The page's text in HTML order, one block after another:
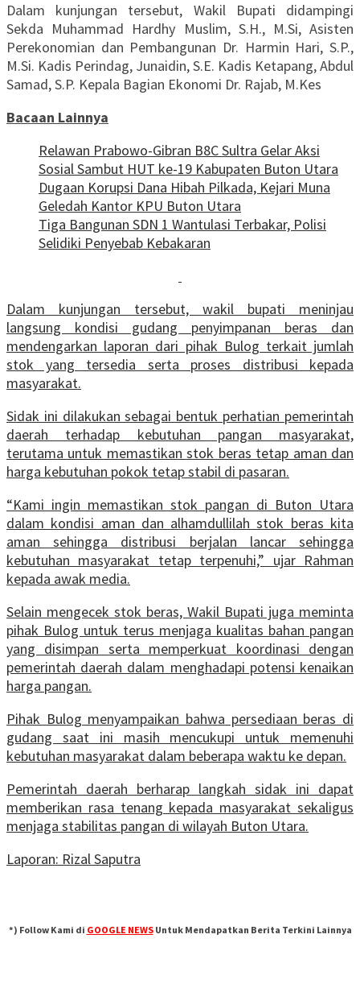
Dalam kunjungan tersebut, Wakil Bupati didampingi
Sekda Muhammad Hardhy Muslim, S.H., M.Si, Asisten
Perekonomian dan Pembangunan Dr. Harmin Hari, S.P.,
M.Si. Kadis Perindag, Junaidin, S.E. Kadis Ketapang, Abdul
Samad, S.P. Kepala Bagian Ekonomi Dr. Rajab, M.Kes
Bacaan Lainnya
Relawan Prabowo-Gibran B8C Sultra Gelar Aksi
Sosial Sambut HUT ke-19 Kabupaten Buton Utara
Dugaan Korupsi Dana Hibah Pilkada, Kejari Muna
Geledah Kantor KPU Buton Utara
Tiga Bangunan SDN 1 Wantulasi Terbakar, Polisi
Selidiki Penyebab Kebakaran
Dalam kunjungan tersebut, wakil bupati meninjau
langsung kondisi gudang penyimpanan beras dan
mendengarkan laporan dari pihak Bulog terkait jumlah
stok yang tersedia serta proses distribusi kepada
masyarakat.
Sidak ini dilakukan sebagai bentuk perhatian pemerintah
daerah terhadap kebutuhan pangan masyarakat,
terutama untuk memastikan stok beras tetap aman dan
harga kebutuhan pokok tetap stabil di pasaran.
“Kami ingin memastikan stok pangan di Buton Utara
dalam kondisi aman dan alhamdullilah stok beras kita
aman sehingga distribusi berjalan lancar sehingga
kebutuhan masyarakat tetap terpenuhi,” ujar Rahman
kepada awak media.
Selain mengecek stok beras, Wakil Bupati juga meminta
pihak Bulog untuk terus menjaga kualitas bahan pangan
yang disimpan serta memperkuat koordinasi dengan
pemerintah daerah dalam menghadapi potensi kenaikan
harga pangan.
Pihak Bulog menyampaikan bahwa persediaan beras di
gudang saat ini masih mencukupi untuk memenuhi
kebutuhan masyarakat dalam beberapa waktu ke depan.
Pemerintah daerah berharap langkah sidak ini dapat
memberikan rasa tenang kepada masyarakat sekaligus
menjaga stabilitas pangan di wilayah Buton Utara.
Laporan: Rizal Saputra
*) Follow Kami di GOOGLE NEWSUntuk Mendapatkan Berita Terkini Lainnya